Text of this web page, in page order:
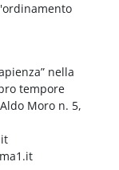
nella
tempore
Moro n. 5,